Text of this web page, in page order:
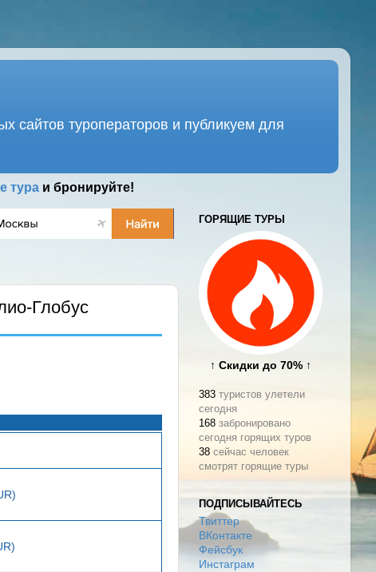
сайтов туроператоров и публикуем для
тураи бронируйте!
Глобус
ГОРЯЩИЕ ТУРЫ
↑ Скидки до 70% ↑
383 туристов улетели
сегодня
168 забронировано
сегодня горящих туров
38 сейчас человек
смотрят горящие туры
ПОДПИСЫВАЙТЕСЬ
Твиттер
ВКонтакте
Фейсбук
Инстаграм